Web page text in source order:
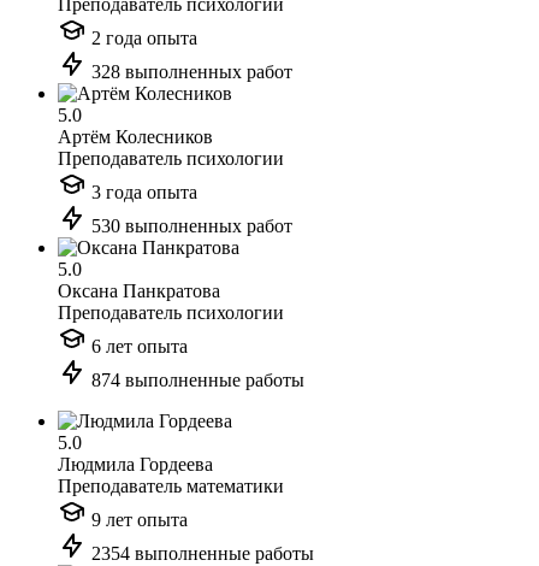
Преподаватель психологии
2 года опыта
328 выполненных работ
5.0
Артём Колесников
Преподаватель психологии
3 года опыта
530 выполненных работ
5.0
Оксана Панкратова
Преподаватель психологии
6 лет опыта
874 выполненные работы
5.0
Людмила Гордеева
Преподаватель математики
9 лет опыта
2354 выполненные работы